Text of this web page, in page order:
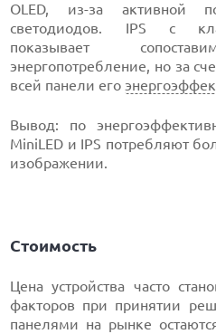
OLED, из-за активной
светодиодов. IPS с
показывает
энергопотребление, но за
всей панели его
Вывод: по
MiniLED и IPS потребляют
изображении.
Стоимость
Цена устройства часто
факторов при принятии
панелями на рынке